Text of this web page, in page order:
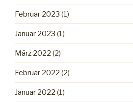
Februar 2023 (1)
Januar 2023 (1)
März 2022 (2)
Februar 2022 (2)
Januar 2022 (1)